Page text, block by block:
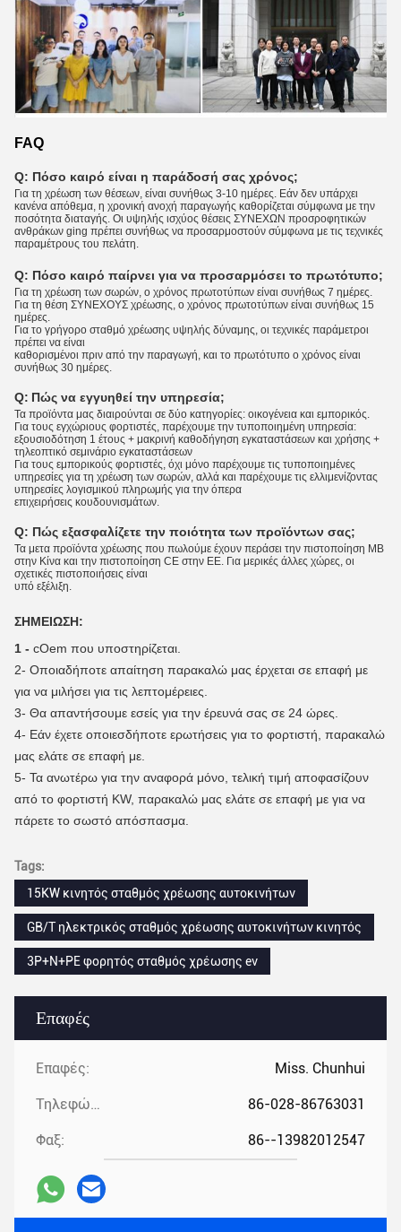
Επαφές
Επαφές: Miss. Chunhui
Τηλεφώνημα: 86-028-86763031
Φαξ: 86--13982012547
FAQ
Q: Πόσο καιρό είναι η παράδοσή σας χρόνος;
Για τη χρέωση των θέσεων, είναι συνήθως 3-10 ημέρες. Εάν δεν υπάρχει
κανένα απόθεμα, η χρονική ανοχή παραγωγής καθορίζεται σύμφωνα με την
ποσότητα διαταγής. Οι υψηλής ισχύος θέσεις ΣΥΝΕΧΩΝ προσροφητικών
ανθράκων ging πρέπει συνήθως να προσαρμοστούν σύμφωνα με τις τεχνικές
παραμέτρους του πελάτη.
Q: Πόσο καιρό παίρνει για να προσαρμόσει το πρωτότυπο;
Για τη χρέωση των σωρών, ο χρόνος πρωτοτύπων είναι συνήθως 7 ημέρες.
Για τη θέση ΣΥΝΕΧΟΥΣ χρέωσης, ο χρόνος πρωτοτύπων είναι συνήθως 15
ημέρες.
Για το γρήγορο σταθμό χρέωσης υψηλής δύναμης, οι τεχνικές παράμετροι
πρέπει να είναι
καθορισμένοι πριν από την παραγωγή, και το πρωτότυπο ο χρόνος είναι
συνήθως 30 ημέρες.
Q: Πώς να εγγυηθεί την υπηρεσία;
Τα προϊόντα μας διαιρούνται σε δύο κατηγορίες: οικογένεια και εμπορικός.
Για τους εγχώριους φορτιστές, παρέχουμε την τυποποιημένη υπηρεσία:
εξουσιοδότηση 1 έτους + μακρινή καθοδήγηση εγκαταστάσεων και χρήσης +
τηλεοπτικό σεμινάριο εγκαταστάσεων
Για τους εμπορικούς φορτιστές, όχι μόνο παρέχουμε τις τυποποιημένες
υπηρεσίες για τη χρέωση των σωρών, αλλά και παρέχουμε τις ελλιμενίζοντας
υπηρεσίες λογισμικού πληρωμής για την όπερα
επιχειρήσεις κουδουνισμάτων.
Q: Πώς εξασφαλίζετε την ποιότητα των προϊόντων σας;
Τα μετα προϊόντα χρέωσης που πωλούμε έχουν περάσει την πιστοποίηση ΜΒ
στην Κίνα και την πιστοποίηση CE στην ΕΕ. Για μερικές άλλες χώρες, οι
σχετικές πιστοποιήσεις είναι
υπό εξέλιξη.
ΣΗΜΕΙΩΣΗ:
1 - cOem που υποστηρίζεται.
2- Οποιαδήποτε απαίτηση παρακαλώ μας έρχεται σε επαφή με
για να μιλήσει για τις λεπτομέρειες.
3- Θα απαντήσουμε εσείς για την έρευνά σας σε 24 ώρες.
4- Εάν έχετε οποιεσδήποτε ερωτήσεις για το φορτιστή, παρακαλώ
μας ελάτε σε επαφή με.
5- Τα ανωτέρω για την αναφορά μόνο, τελική τιμή αποφασίζουν
από το φορτιστή KW, παρακαλώ μας ελάτε σε επαφή με για να
πάρετε το σωστό απόσπασμα.
Tags:
15KW κινητός σταθμός χρέωσης αυτοκινήτων
GB/T ηλεκτρικός σταθμός χρέωσης αυτοκινήτων κινητός
3P+N+PE φορητός σταθμός χρέωσης ev